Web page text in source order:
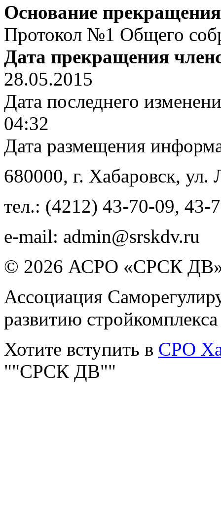
Основание
Протокол №1 Общего
Дата прекращения
28.05.2015
Дата последнего
04:32
Дата размещения
680000, г. Хабаровск, ул.
тел.: (4212) 43-70-09, 43-
e-mail: admin@srskdv.ru
© 2026 АСРО «СРСК
Ассоциация
развитию
Хотите вступить в СРО
""СРСК ДВ""